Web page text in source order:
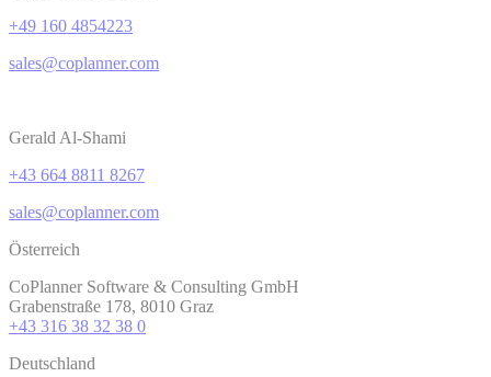
+49 160 4854223
sales@coplanner.com
Gerald Al-Shami
+43 664 8811 8267
sales@coplanner.com
Österreich
CoPlanner Software & Consulting GmbH
Grabenstraße 178, 8010 Graz
+43 316 38 32 38 0
Deutschland